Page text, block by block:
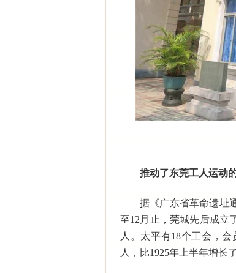
推动了东莞工人运动
据《广东省革命遗址
至12月止，莞城先后成立
人。太平有18个工会，
人，比1925年上半年增长